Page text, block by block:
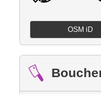
OSM iD